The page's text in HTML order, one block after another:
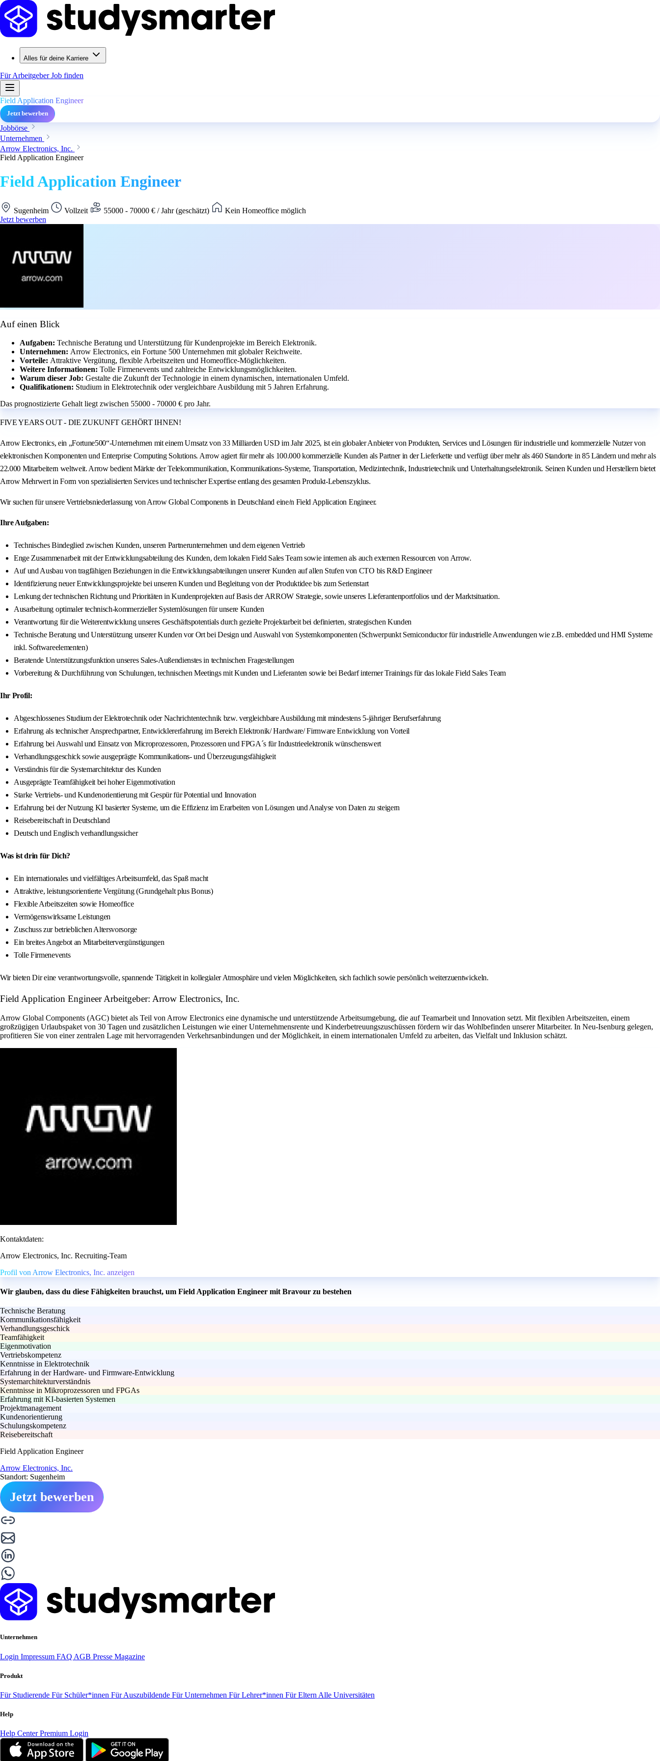
Alles für deine Karriere
Für ArbeitgeberJob finden
Field Application Engineer
Jetzt bewerben
Jobbörse
Unternehmen
Arrow Electronics, Inc.
Field Application Engineer
Field Application Engineer
Sugenheim Vollzeit 55000 - 70000 € / Jahr (geschätzt)
Kein Homeoffice möglich
Jetzt bewerben
Auf einen Blick
Aufgaben: Technische Beratung und Unterstützung für Kundenprojekte im Bereich Elektronik.
Unternehmen: Arrow Electronics, ein Fortune 500 Unternehmen mit globaler Reichweite.
Vorteile: Attraktive Vergütung, flexible Arbeitszeiten und Homeoffice-Möglichkeiten.
Weitere Informationen: Tolle Firmenevents und zahlreiche Entwicklungsmöglichkeiten.
Warum dieser Job: Gestalte die Zukunft der Technologie in einem dynamischen, internationalen Umfeld.
Qualifikationen: Studium in Elektrotechnik oder vergleichbare Ausbildung mit 5 Jahren Erfahrung.
Das prognostizierte Gehalt liegt zwischen 55000 - 70000 € pro Jahr.
FIVE YEARS OUT - DIE ZUKUNFT GEHÖRT IHNEN!
Arrow Electronics, ein „Fortune500“-Unternehmen mit einem Umsatz von 33 Milliarden USD im Jahr 2025, ist ein globaler Anbieter von Produkten, Services und Lösungen für industrielle und kommerzielle Nutzer von
elektronischen Komponenten und Enterprise Computing Solutions. Arrow agiert für mehr als 100.000 kommerzielle Kunden als Partner in der Lieferkette und verfügt über mehr als 460 Standorte in 85 Ländern und mehr als
22.000 Mitarbeitern weltweit. Arrow bedient Märkte der Telekommunikation, Kommunikations-Systeme, Transportation, Medizintechnik, Industrietechnik und Unterhaltungselektronik. Seinen Kunden und Herstellern bietet
Arrow Mehrwert in Form von spezialisierten Services und technischer Expertise entlang des gesamten Produkt-Lebenszyklus.
Wir suchen für unsere Vertriebsniederlassung von Arrow Global Components in Deutschland eine/n Field Application Engineer.
Ihre Aufgaben:
Technisches Bindeglied zwischen Kunden, unseren Partnerunternehmen und dem eigenen Vertrieb
Enge Zusammenarbeit mit der Entwicklungsabteilung des Kunden, dem lokalen Field Sales Team sowie internen als auch externen Ressourcen von Arrow.
Auf und Ausbau von tragfähigen Beziehungen in die Entwicklungsabteilungen unserer Kunden auf allen Stufen von CTO bis R&D Engineer
Identifizierung neuer Entwicklungsprojekte bei unseren Kunden und Begleitung von der Produktidee bis zum Serienstart
Lenkung der technischen Richtung und Prioritäten in Kundenprojekten auf Basis der ARROW Strategie, sowie unseres Lieferantenportfolios und der Marktsituation.
Ausarbeitung optimaler technisch-kommerzieller Systemlösungen für unsere Kunden
Verantwortung für die Weiterentwicklung unseres Geschäftspotentials durch gezielte Projektarbeit bei definierten, strategischen Kunden
Technische Beratung und Unterstützung unserer Kunden vor Ort bei Design und Auswahl von Systemkomponenten (Schwerpunkt Semiconductor für industrielle Anwendungen wie z.B. embedded und HMI Systeme
inkl. Softwareelementen)
Beratende Unterstützungsfunktion unseres Sales-Außendienstes in technischen Fragestellungen
Vorbereitung & Durchführung von Schulungen, technischen Meetings mit Kunden und Lieferanten sowie bei Bedarf interner Trainings für das lokale Field Sales Team
Ihr Profil:
Abgeschlossenes Studium der Elektrotechnik oder Nachrichtentechnik bzw. vergleichbare Ausbildung mit mindestens 5-jähriger Berufserfahrung
Erfahrung als technischer Ansprechpartner, Entwicklererfahrung im Bereich Elektronik/ Hardware/ Firmware Entwicklung von Vorteil
Erfahrung bei Auswahl und Einsatz von Microprozessoren, Prozessoren und FPGA´s für Industrieelektronik wünschenswert
Verhandlungsgeschick sowie ausgeprägte Kommunikations- und Überzeugungsfähigkeit
Verständnis für die Systemarchitektur des Kunden
Ausgeprägte Teamfähigkeit bei hoher Eigenmotivation
Starke Vertriebs- und Kundenorientierung mit Gespür für Potential und Innovation
Erfahrung bei der Nutzung KI basierter Systeme, um die Effizienz im Erarbeiten von Lösungen und Analyse von Daten zu steigern
Reisebereitschaft in Deutschland
Deutsch und Englisch verhandlungssicher
Was ist drin für Dich?
Ein internationales und vielfältiges Arbeitsumfeld, das Spaß macht
Attraktive, leistungsorientierte Vergütung (Grundgehalt plus Bonus)
Flexible Arbeitszeiten sowie Homeoffice
Vermögenswirksame Leistungen
Zuschuss zur betrieblichen Altersvorsorge
Ein breites Angebot an Mitarbeitervergünstigungen
Tolle Firmenevents
Wir bieten Dir eine verantwortungsvolle, spannende Tätigkeit in kollegialer Atmosphäre und vielen Möglichkeiten, sich fachlich sowie persönlich weiterzuentwickeln.
Field Application Engineer Arbeitgeber: Arrow Electronics, Inc.
Arrow Global Components (AGC) bietet als Teil von Arrow Electronics eine dynamische und unterstützende Arbeitsumgebung, die auf Teamarbeit und Innovation setzt. Mit flexiblen Arbeitszeiten, einem
großzügigen Urlaubspaket von 30 Tagen und zusätzlichen Leistungen wie einer Unternehmensrente und Kinderbetreuungszuschüssen fördern wir das Wohlbefinden unserer Mitarbeiter. In Neu-Isenburg gelegen,
profitieren Sie von einer zentralen Lage mit hervorragenden Verkehrsanbindungen und der Möglichkeit, in einem internationalen Umfeld zu arbeiten, das Vielfalt und Inklusion schätzt.
Kontaktdaten:
Arrow Electronics, Inc. Recruiting-Team
Profil von Arrow Electronics, Inc. anzeigen
Wir glauben, dass du diese Fähigkeiten brauchst, um Field Application Engineer mit Bravour zu bestehen
Technische Beratung
Kommunikationsfähigkeit
Verhandlungsgeschick
Teamfähigkeit
Eigenmotivation
Vertriebskompetenz
Kenntnisse in Elektrotechnik
Erfahrung in der Hardware- und Firmware-Entwicklung
Systemarchitekturverständnis
Kenntnisse in Mikroprozessoren und FPGAs
Erfahrung mit KI-basierten Systemen
Projektmanagement
Kundenorientierung
Schulungskompetenz
Reisebereitschaft
Field Application Engineer
Arrow Electronics, Inc.
Standort: Sugenheim
Jetzt bewerben
Unternehmen
Login Impressum FAQ AGB Presse Magazine
Produkt
Für Studierende Für Schüler*innen Für Auszubildende Für Unternehmen Für Lehrer*innen Für Eltern Alle Universitäten
Help
Help CenterPremium Login